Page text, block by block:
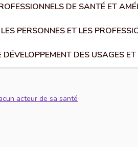
DE SANTÉ ET
PERSONNES ET LES
DES USAGES
acteur de sa santé